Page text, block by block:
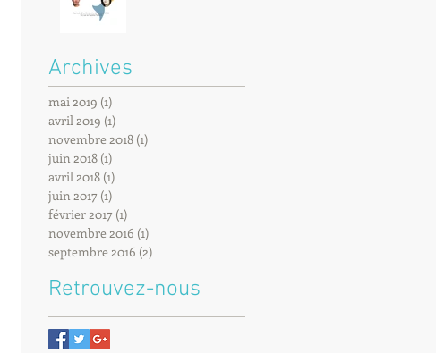
Archives
mai 2019 (1)
avril 2019 (1)
novembre 2018 (1)
juin 2018 (1)
avril 2018 (1)
juin 2017 (1)
février 2017 (1)
novembre 2016 (1)
septembre 2016 (2)
Retrouvez-nous